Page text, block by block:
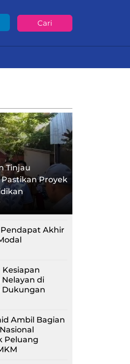
Cari
Tinjau
Pastikan Proyek
Akhir
di
Dukungan
Ambil Bagian
Peluang